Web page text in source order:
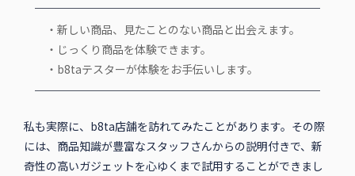
・新しい商品、見たことのない商品と出会えます。
・じっくり商品を体験できます。
・b8taテスターが体験をお手伝いします。
私も実際に、b8ta店舗を訪れてみたことがあります。その際
には、商品知識が豊富なスタッフさんからの説明付きで、新
奇性の高いガジェットを心ゆくまで試用することができまし